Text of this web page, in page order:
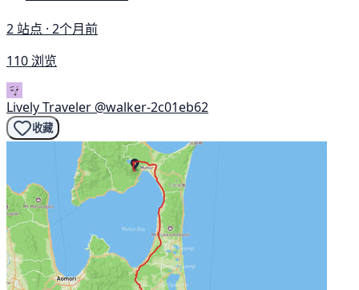
2 站点 · 2个月前
110 浏览
Lively Traveler @walker-2c01eb62
收藏